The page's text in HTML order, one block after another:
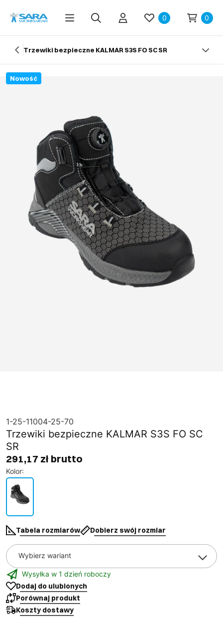
0 0
Trzewiki bezpieczne KALMAR S3S FO SC SR
Nowość
1-25-11004-25-70
Trzewiki bezpieczne KALMAR S3S FO SC
SR
291,17 zł brutto
Kolor:
Tabela rozmiarów Dobierz swój rozmiar
Wybierz wariant
Wysyłka w 1 dzień roboczy
Dodaj do ulubionych
Porównaj produkt
Koszty dostawy